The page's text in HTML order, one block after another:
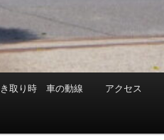
取り時 車の動線 アクセス